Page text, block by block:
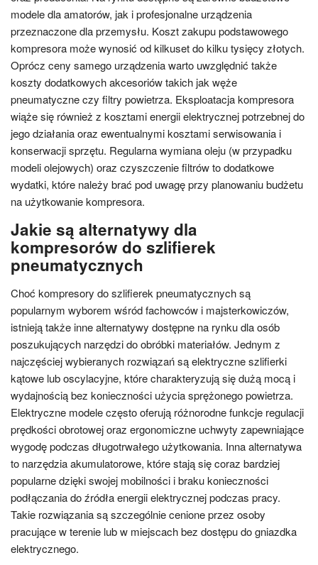
modele dla amatorów, jak i profesjonalne urządzenia
przeznaczone dla przemysłu. Koszt zakupu podstawowego
kompresora może wynosić od kilkuset do kilku tysięcy złotych.
Oprócz ceny samego urządzenia warto uwzględnić także
koszty dodatkowych akcesoriów takich jak węże
pneumatyczne czy filtry powietrza. Eksploatacja kompresora
wiąże się również z kosztami energii elektrycznej potrzebnej do
jego działania oraz ewentualnymi kosztami serwisowania i
konserwacji sprzętu. Regularna wymiana oleju (w przypadku
modeli olejowych) oraz czyszczenie filtrów to dodatkowe
wydatki, które należy brać pod uwagę przy planowaniu budżetu
na użytkowanie kompresora.
Jakie są alternatywy dla
kompresorów do szlifierek
pneumatycznych
Choć kompresory do szlifierek pneumatycznych są
popularnym wyborem wśród fachowców i majsterkowiczów,
istnieją także inne alternatywy dostępne na rynku dla osób
poszukujących narzędzi do obróbki materiałów. Jednym z
najczęściej wybieranych rozwiązań są elektryczne szlifierki
kątowe lub oscylacyjne, które charakteryzują się dużą mocą i
wydajnością bez konieczności użycia sprężonego powietrza.
Elektryczne modele często oferują różnorodne funkcje regulacji
prędkości obrotowej oraz ergonomiczne uchwyty zapewniające
wygodę podczas długotrwałego użytkowania. Inna alternatywa
to narzędzia akumulatorowe, które stają się coraz bardziej
popularne dzięki swojej mobilności i braku konieczności
podłączania do źródła energii elektrycznej podczas pracy.
Takie rozwiązania są szczególnie cenione przez osoby
pracujące w terenie lub w miejscach bez dostępu do gniazdka
elektrycznego.